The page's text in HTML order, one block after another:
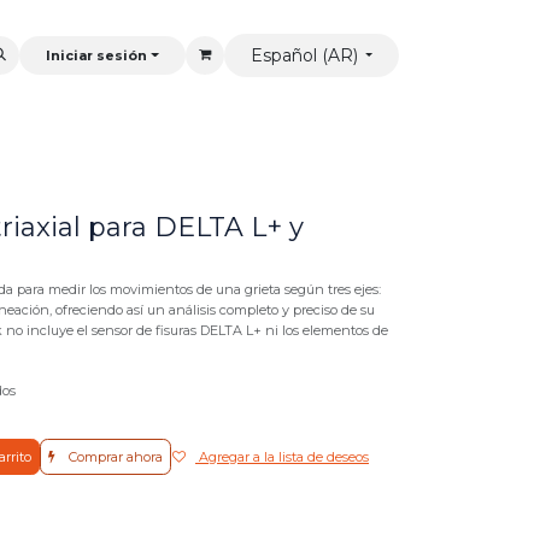
Iniciar sesión Español (AR)
para DELTA L+ y
para medir los movimientos de una grieta según tres ejes:
ofreciendo así un análisis completo y preciso de su
incluye el sensor de fisuras DELTA L+ ni los elementos de
Comprar ahora Agregar a la lista de deseos